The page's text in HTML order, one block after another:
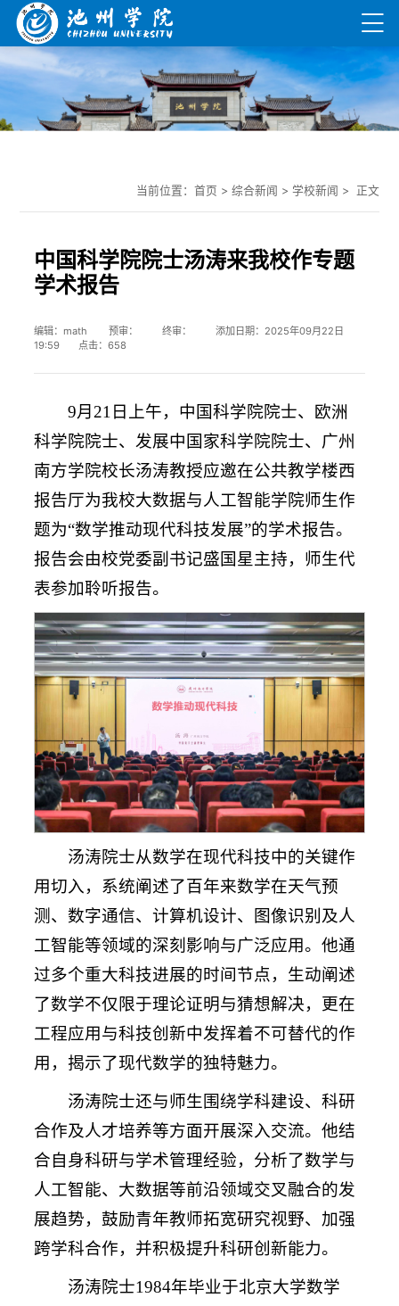
当前位置： 首页 > 综合新闻 > 学校新闻 > 正文
中国科学院院士汤涛来我校作专题
学术报告
编辑：math 预审： 终审： 添加日期：2025年09月22日
19:59 点击：658
9月21日上午，中国科学院院士、欧洲
科学院院士、发展中国家科学院院士、广州
南方学院校长汤涛教授应邀在公共教学楼西
报告厅为我校大数据与人工智能学院师生作
题为“数学推动现代科技发展”的学术报告。
报告会由校党委副书记盛国星主持，师生代
表参加聆听报告。
汤涛院士从数学在现代科技中的关键作
用切入，系统阐述了百年来数学在天气预
测、数字通信、计算机设计、图像识别及人
工智能等领域的深刻影响与广泛应用。他通
过多个重大科技进展的时间节点，生动阐述
了数学不仅限于理论证明与猜想解决，更在
工程应用与科技创新中发挥着不可替代的作
用，揭示了现代数学的独特魅力。
汤涛院士还与师生围绕学科建设、科研
合作及人才培养等方面开展深入交流。他结
合自身科研与学术管理经验，分析了数学与
人工智能、大数据等前沿领域交叉融合的发
展趋势，鼓励青年教师拓宽研究视野、加强
跨学科合作，并积极提升科研创新能力。
汤涛院士1984年毕业于北京大学数学